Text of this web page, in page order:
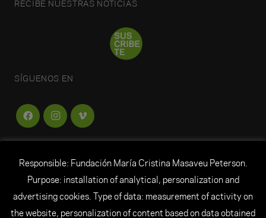
RECIBE NUESTRAS NOTICIAS
SÍGUENOS EN
© Todos los derechos reservados Fundación María
Responsible: Fundación María Cristina Masaveu Peterson.
Purpose: installation of analytical, personalization and
advertising cookies. Type of data: measurement of activity on
the website, personalization of content based on data obtained